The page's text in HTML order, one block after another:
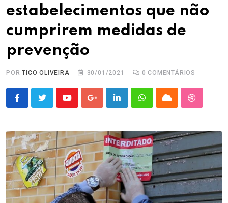
estabelecimentos que não
cumprirem medidas de
prevenção
PORTICO OLIVEIRA 30/01/2021 0 COMENTÁRIOS
YoutubeGoogle+LinkedInWhatsappCloud